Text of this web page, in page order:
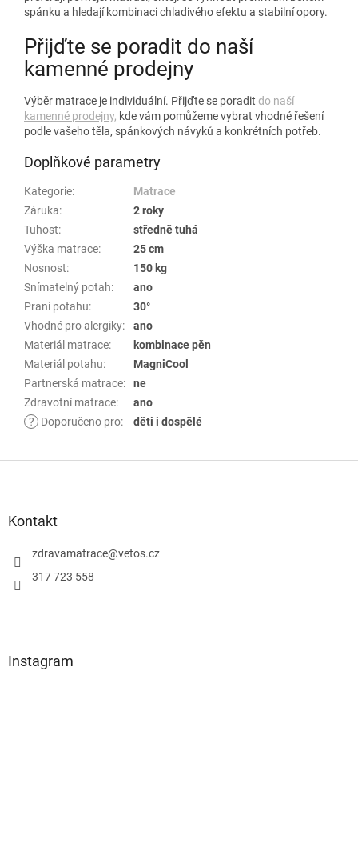
spánku a hledají kombinaci chladivého efektu a stabilní opory.
Přijďte se poradit do naší
kamenné prodejny
Výběr matrace je individuální. Přijďte se poradit do naší
kamenné prodejny, kde vám pomůžeme vybrat vhodné řešení
podle vašeho těla, spánkových návyků a konkrétních potřeb.
Doplňkové parametry
Kategorie:
Matrace
Záruka:
2 roky
Tuhost:
středně tuhá
Výška matrace:
25 cm
Nosnost:
150 kg
Snímatelný potah:
ano
Praní potahu:
30°
Vhodné pro alergiky:
ano
Materiál matrace:
kombinace pěn
Materiál potahu:
MagniCool
Partnerská matrace:
ne
Zdravotní matrace:
ano
?
Doporučeno pro: děti i dospělé
pKontakt
zdravamatrace@vetos.cz
317 723 558
Instagram